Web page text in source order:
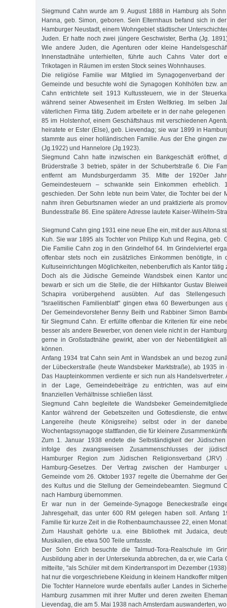
Siegmund Cahn wurde am 9. August 1888 in Hamburg als
Hanna, geb. Simon, geboren. Sein Elternhaus befand sich in
Hamburger Neustadt, einem Wohngebiet städtischer
Juden. Er hatte noch zwei jüngere Geschwister, Bertha (Jg.
Wie andere Juden, die Agenturen oder kleine
Innenstadtnähe unterhielten, führte auch Cahns Vater dort
Trikotagen in Räumen im ersten Stock seines Wohnhauses.
Die religiöse Familie war Mitglied im Synagogenverband der
Gemeinde und besuchte wohl die Synagogen Kohlhöfen bzw.
Cahn entrichtete seit 1913 Kultussteuern, wie in der
während seiner Abwesenheit im Ersten Weltkrieg. Im selben
väterlichen Firma tätig. Zudem arbeitete er in der nahe
85 im Holstenhof, einem Geschäftshaus mit verschiedenen
heiratete er Ester (Else), geb. Lievendag; sie war 1899 in
stammte aus einer holländischen Familie. Aus der Ehe gingen
(Jg.1922) und Hannelore (Jg.1923).
Siegmund Cahn hatte inzwischen ein Bankgeschäft eröffnet,
Brüderstraße 3 betrieb, später in der Schubertstraße 6. Die
entfernt am Mundsburgerdamm 35. Mitte der 1920er
Gemeindesteuern – schwankte sein Einkommen
geschieden. Der Sohn lebte nun beim Vater, die Tochter bei der
nahm ihren Geburtsnamen wieder an und praktizierte als
Bundesstraße 86. Eine spätere Adresse lautete Kaiser-Wilhelm-
Siegmund Cahn ging 1931 eine neue Ehe ein, mit der aus Altona
Kuh. Sie war 1895 als Tochter von Philipp Kuh und Regina, geb.
Die Familie Cahn zog in den Grindelhof 64. Im Grindelviertel
offenbar stets noch ein zusätzliches Einkommen benötigte, in
Kultuseinrichtungen Möglichkeiten, nebenberuflich als Kantor tätig
Doch als die Jüdische Gemeinde Wandsbek einen Kantor
bewarb er sich um die Stelle, die der Hilfskantor Gustav
Schapira vorübergehend ausübten. Auf das
"Israelitischen Familienblatt" gingen etwa 60 Bewerbungen aus
Der Gemeindevorsteher Benny Beith und Rabbiner Simon
für Siegmund Cahn. Er erfüllte offenbar die Kriterien für eine
besser als andere Bewerber, von denen viele nicht in der
gerne in Großstadtnähe gewirkt, aber von der Nebentätigkeit
können.
Anfang 1934 trat Cahn sein Amt in Wandsbek an und bezog
der Lübeckerstraße (heute Wandsbeker Marktstraße), ab 1935 in
Das Haupteinkommen verdiente er sich nun als
in der Lage, Gemeindebeiträge zu entrichten, was auf
finanziellen Verhältnisse schließen lässt.
Siegmund Cahn begleitete die Wandsbeker
Kantor während der Gebetszeiten und Gottesdienste, die
Langereihe (heute Königsreihe) selbst oder in der
Wochentagssynagoge stattfanden, die für kleinere
Zum 1. Januar 1938 endete die Selbständigkeit der Jüdischen
infolge des zwangsweisen Zusammenschlusses der
Hamburger Region zum Jüdischen Religionsverband
Hamburg-Gesetzes. Der Vertrag zwischen der Hamburger
Gemeinde vom 26. Oktober 1937 regelte die Übernahme der
des Kultus und die Stellung der Gemeindebeamten. Siegmund
nach Hamburg übernommen.
Er war nun in der Gemeinde-Synagoge Beneckestraße
Jahresgehalt, das unter 600 RM gelegen haben soll. Anfang
Familie für kurze Zeit in die Rothenbaumchaussee 22, einen
Zum Haushalt gehörte u.a. eine Bibliothek mit Judaica,
Musikalien, die etwa 500 Teile umfasste.
Der Sohn Erich besuchte die Talmud-Tora-Realschule im
Ausbildung aber in der Untersekunda abbrechen, da er, wie Carla
mitteilte, "als Schüler mit dem Kindertransport im Dezember
hat nur die vorgeschriebene Kleidung in kleinem Handkoffer
Die Tochter Hannelore wurde ebenfalls außer Landes in
Hamburg zusammen mit ihrer Mutter und deren zweiten
Lievendag, die am 5. Mai 1938 nach Amsterdam auswanderten,